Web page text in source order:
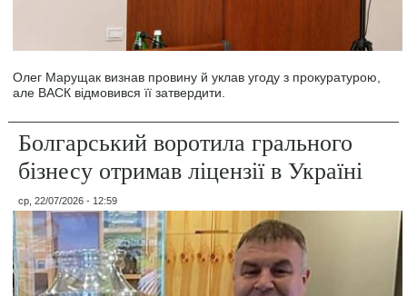
Олег Марущак визнав провину й уклав угоду з прокуратурою,
але ВАСК відмовився її затвердити.
Болгарський воротила грального
бізнесу отримав ліцензії в Україні
ср, 22/07/2026 - 12:59